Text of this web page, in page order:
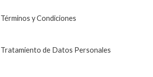
Términos y Condiciones
de Datos Personales